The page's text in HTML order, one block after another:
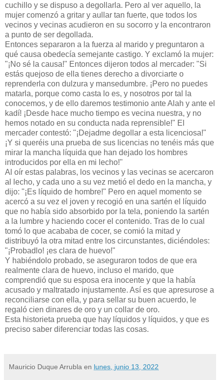
cuchillo y se dispuso a degollarla. Pero al ver aquello, la
mujer comenzó a gritar y aullar tan fuerte, que todos los
vecinos y vecinas acudieron en su socorro y la encontraron
a punto de ser degollada.
Entonces separaron a la fuerza al marido y preguntaron a
qué causa obedecía semejante castigo. Y exclamó la mujer:
"¡No sé la causa!" Entonces dijeron todos al mercader: "Si
estás quejoso de ella tienes derecho a divorciarte o
reprenderla con dulzura y mansedumbre. ¡Pero no puedes
matarla, porque como casta lo es, y nosotros por tal la
conocemos, y de ello daremos testimonio ante Alah y ante el
kadí! ¡Desde hace mucho tiempo es vecina nuestra, y no
hemos notado en su conducta nada reprensible!" El
mercader contestó: "¡Dejadme degollar a esta licenciosa!"
¡Y si queréis una prueba de sus licencias no tenéis más que
mirar la mancha líquida que han dejado los hombres
introducidos por ella en mi lecho!"
Al oír estas palabras, los vecinos y las vecinas se acercaron
al lecho, y cada uno a su vez metió el dedo en la mancha, y
dijo: "¡Es líquido de hombre!" Pero en aquel momento se
acercó a su vez el joven y recogió en una sartén el líquido
que no había sido absorbido por la tela, poniendo la sartén
a la lumbre y haciendo cocer el contenido. Tras de lo cual
tomó lo que acababa de cocer, se comió la mitad y
distribuyó la otra mitad entre los circunstantes, diciéndoles:
"¡Probadlo! ¡es clara de huevo!"
Y habiéndolo probado, se aseguraron todos de que era
realmente clara de huevo, incluso el marido, que
comprendió que su esposa era inocente y que la había
acusado y maltratado injustamente. Así es que apresurose a
reconciliarse con ella, y para sellar su buen acuerdo, le
regaló cien dinares de oro y un collar de oro.
Esta historieta prueba que hay líquidos y líquidos, y que es
preciso saber diferenciar todas las cosas.
Mauricio Duque Arrubla en lunes, junio 13, 2022